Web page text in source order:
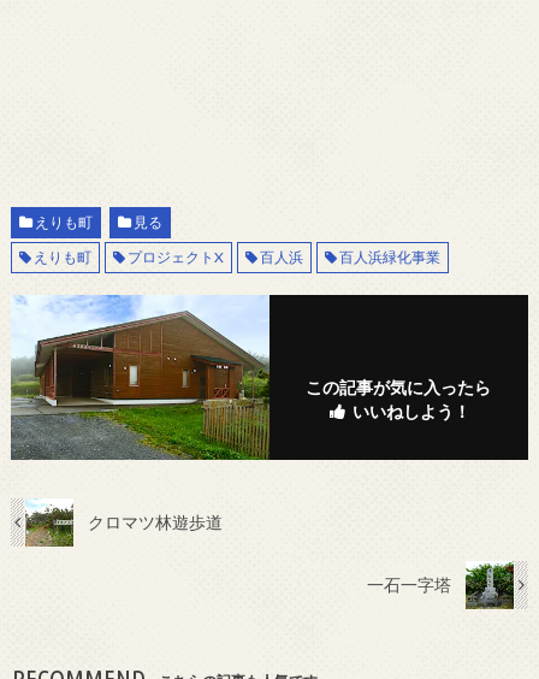
えりも町
見る
えりも町
プロジェクトX 百人浜 百人浜緑化事業
この記事が気に入ったら
いいねしよう！
クロマツ林遊歩道
一石一字塔